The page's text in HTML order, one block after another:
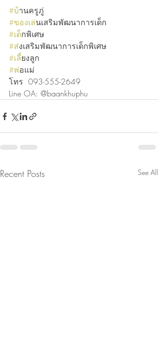
#บ้านครูภู่
#ของเล่นเสริมพัฒนาการเด็ก
#เด็กพิเศษ
#ส่งเสริมพัฒนาการเด็กพิเศษ
#เลี้ยงลูก
#พ่อแม่
โทร  093-555-2649
Line OA: @baankhuphu
Recent Posts See All